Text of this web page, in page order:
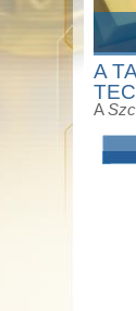
A
A